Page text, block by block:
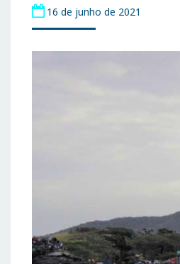
16 de junho de 2021